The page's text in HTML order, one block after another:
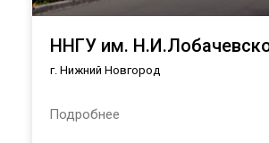
ННГУ им.
г. Нижний Новгород
Подробнее